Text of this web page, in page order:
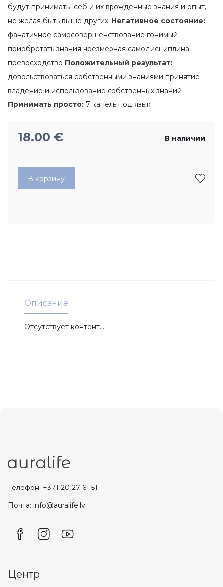
будут принимать себ и их врожденные знания и опыт,
не желая быть выше других. Негативное состояние:
фанатичное самосовершенствование гонимый
приобретать знания чрезмерная самодисциплина
превосходство Положительный результат:
довольствоваться собственными знаниями принятие
владение и использование собственных знаний
Принимать просто: 7 капель под язык
18.00 € В наличии
В корзину
Описание
Отсутствует контент...
Телефон: +371 20 27 61 51
Почта: info@auralife.lv
Центр